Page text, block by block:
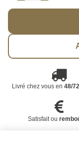
Livré chez vous en 48/
Satisfait ou